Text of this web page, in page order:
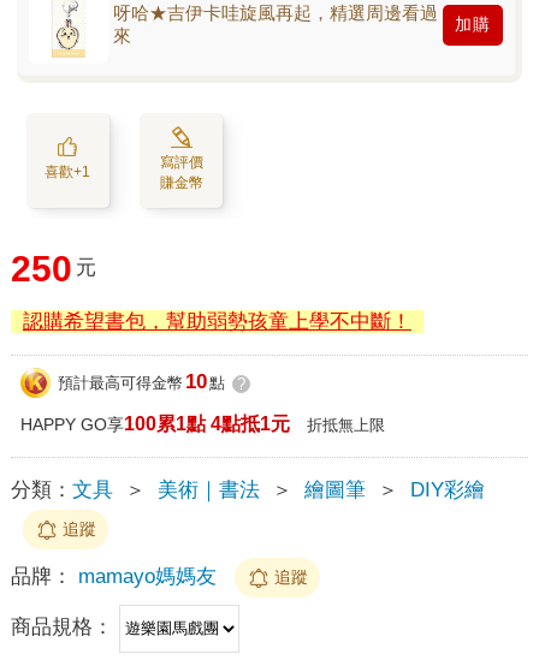
呀哈★吉伊卡哇旋風再起，精選周邊看過
來
加購
喜歡+1
寫評價
賺金幣
250 元
認購希望書包，幫助弱勢孩童上學不中斷！
預計最高可得金幣 10點 ?
HAPPY GO享100累1點 4點抵1元 折抵無上限
分類： 文具 ＞ 美術｜書法 ＞ 繪圖筆 ＞ DIY彩繪
追蹤
品牌： mamayo媽媽友 追蹤
商品規格：